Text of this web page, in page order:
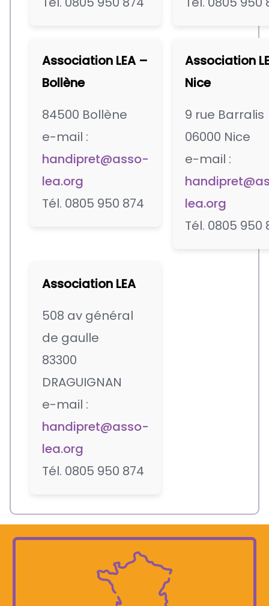
Association LEA –
Bollène
84500 Bollène
e-mail :
handipret@asso-
lea.org
Tél. 0805 950 874
Association
Nice
9 rue Barralis
06000 Nice
e-mail :
lea.org
Tél. 0805 950
Association LEA
508 av général
de gaulle
83300
DRAGUIGNAN
e-mail :
handipret@asso-
lea.org
Tél. 0805 950 874